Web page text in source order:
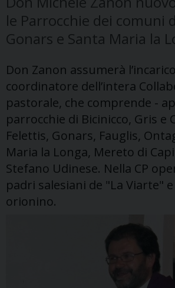
le Parrocchie dei comuni
Gonars e Santa Maria la
Don Zanon assumerà
coordinatore dell’intera
pastorale, che comprende -
parrocchie di Bicinicco, Gris e
Felettis, Gonars, Fauglis,
Maria la Longa, Mereto di
Stefano Udinese. Nella CP
padri salesiani de "La Viarte"
orionino.